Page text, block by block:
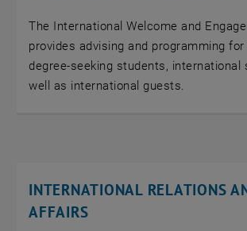
The International Welcome and
provides advising and programming for
degree-seeking students,
well as international guests.
INTERNATIONAL RELATIONS
AFFAIRS